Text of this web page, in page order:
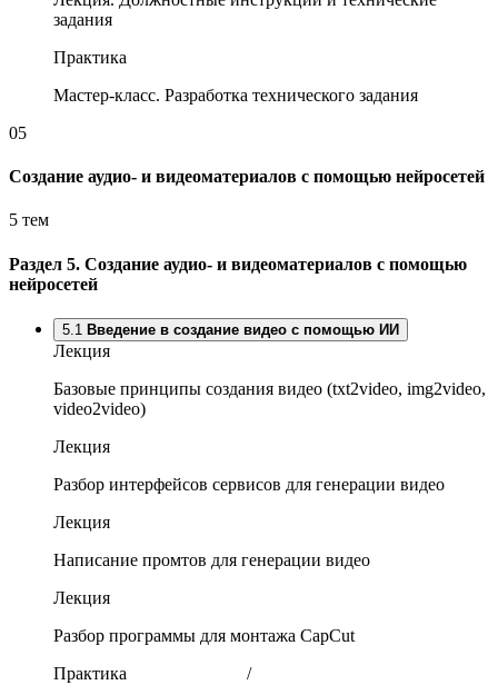
задания
Практика
Мастер-класс. Разработка технического задания
05
Создание аудио- и видеоматериалов с помощью нейросетей
5 тем
Раздел 5. Создание аудио- и видеоматериалов с помощью
нейросетей
5.1 Введение в создание видео с помощью ИИ
Лекция
Базовые принципы создания видео (txt2video, img2video,
video2video)
Лекция
Разбор интерфейсов сервисов для генерации видео
Лекция
Написание промтов для генерации видео
Лекция
Разбор программы для монтажа CapCut
Практика
/